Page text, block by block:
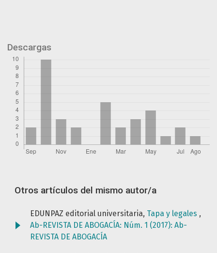
Descargas
Otros artículos del mismo autor/a
EDUNPAZ editorial universitaria, Tapa y legales ,
Ab-REVISTA DE ABOGACÍA: Núm. 1 (2017): Ab-
REVISTA DE ABOGACÍA